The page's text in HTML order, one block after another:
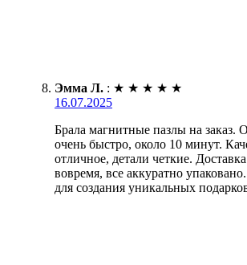
Эмма Л. : ★ ★ ★ ★ ★
16.07.2025
Брала магнитные пазлы на заказ.
очень быстро, около 10 минут.
отличное, детали четкие.
вовремя, все аккуратно
для создания уникальных